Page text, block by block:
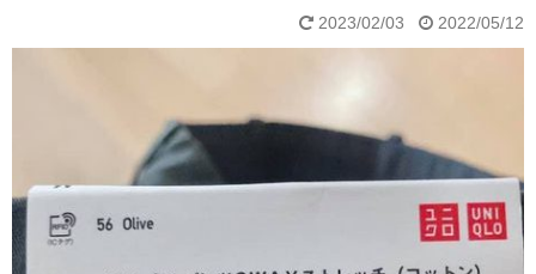
2023/02/03 2022/05/12